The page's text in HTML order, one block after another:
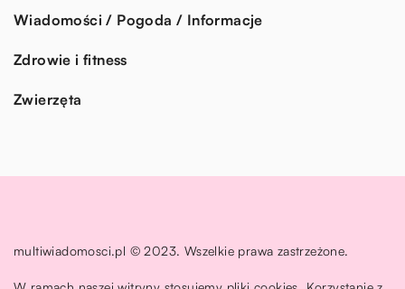
Wiadomości / Pogoda / Informacje
Zdrowie i fitness
Zwierzęta
multiwiadomosci.pl © 2023. Wszelkie prawa zastrzeżone.